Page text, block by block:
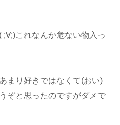
これなんか危ない物入っ
まり好きではなくて(おい)
ぞと思ったのですがダメで